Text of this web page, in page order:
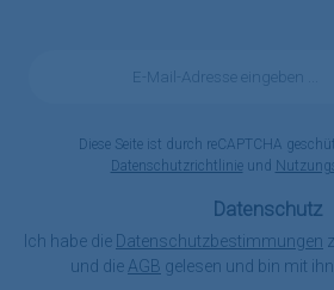
Diese Seite ist durch reCAPTCHA
Datenschutzrichtlinieund
Datenschutz
Ich habe die Datenschutzbestimmungen
und die AGB gelesen und bin mit